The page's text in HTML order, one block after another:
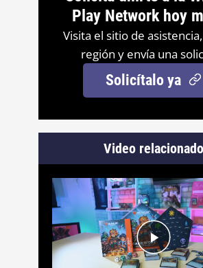
Play Network hoy
Visita el sitio de
región y envía una
Solicítalo ya
Video relacionado